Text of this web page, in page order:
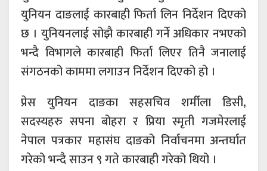
युनियन दाङलाई कारबाही फिर्ता लिन निर्देशन दिएको
छ । युनियनलाई सोझै कारबाही गर्ने अधिकार नभएको
भन्दै विभागले कारबाही फिर्ता लिएर तिनै जनालाई
संगठनको काममा लगाउन निर्देशन दिएको हो ।
प्रेस युनियन दाङका सहसचिव शर्मीला डिसी,
सदस्यहरु सपना बोहरा र प्रिया स्मृती गजमेरलाई
नेपाल पत्रकार महासंघ दाङको निर्वाचनमा अन्तर्घात
गरेको भन्दै साउन ९ गते कारबाही गरेको थियो ।